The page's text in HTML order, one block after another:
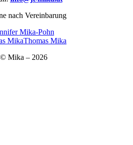
nach Vereinbarung
Mika-Pohn
MikaThomas Mika
© Mika – 2026